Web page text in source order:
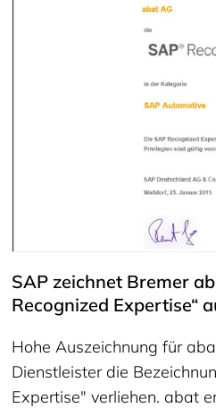
SAP zeichnet Bremer
Recognized Expertise“
Hohe Auszeichnung für
Dienstleister die
Expertise" verliehen. abat